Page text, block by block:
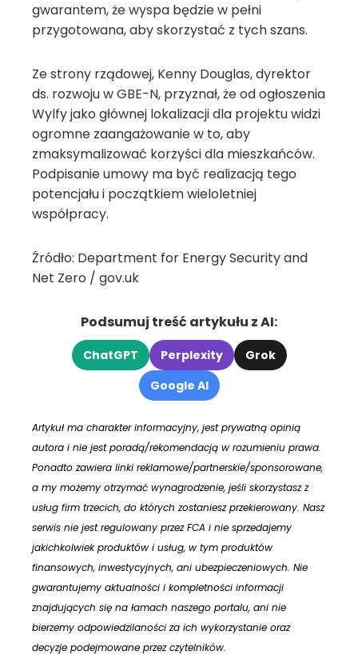
gwarantem, że wyspa będzie w pełni
przygotowana, aby skorzystać z tych szans.
Ze strony rządowej, Kenny Douglas, dyrektor
ds. rozwoju w GBE-N, przyznał, że od ogłoszenia
Wylfy jako głównej lokalizacji dla projektu widzi
ogromne zaangażowanie w to, aby
zmaksymalizować korzyści dla mieszkańców.
Podpisanie umowy ma być realizacją tego
potencjału i początkiem wieloletniej
współpracy.
Źródło: Department for Energy Security and
Net Zero / gov.uk
Podsumuj treść artykułu z AI:
ChatGPT Perplexity
Grok
Google AI
Artykuł ma charakter informacyjny, jest prywatną opinią
autora i nie jest poradą/rekomendacją w rozumieniu prawa.
Ponadto zawiera linki reklamowe/partnerskie/sponsorowane,
a my możemy otrzymać wynagrodzenie, jeśli skorzystasz z
usług firm trzecich, do których zostaniesz przekierowany. Nasz
serwis nie jest regulowany przez FCA i nie sprzedajemy
jakichkolwiek produktów i usług, w tym produktów
finansowych, inwestycyjnych, ani ubezpieczeniowych. Nie
gwarantujemy aktualności i kompletności informacji
znajdujących się na łamach naszego portalu, ani nie
bierzemy odpowiedzilaności za ich wykorzystanie oraz
decyzje podejmowane przez czytelników.